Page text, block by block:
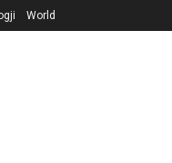
World